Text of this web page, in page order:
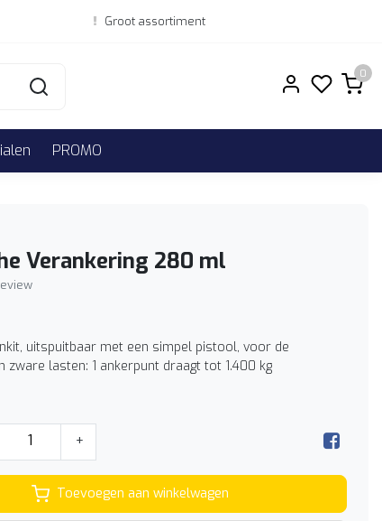
Groot assortiment
0
PROMO
Verankering 280 ml
uitspuitbaar met een simpel pistool, voor de
zware lasten: 1 ankerpunt draagt tot 1.400 kg
+
Toevoegen aan winkelwagen